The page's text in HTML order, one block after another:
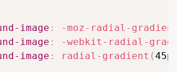
image :
-moz-radial-
image :
-webkit-radial-
image : radial-gradient (